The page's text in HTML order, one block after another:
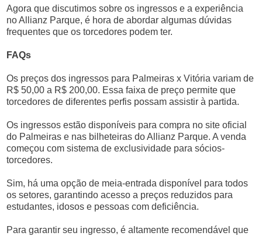
Agora que discutimos sobre os ingressos e a experiência
no Allianz Parque, é hora de abordar algumas dúvidas
frequentes que os torcedores podem ter.
FAQs
Os preços dos ingressos para Palmeiras x Vitória variam de
R$ 50,00 a R$ 200,00. Essa faixa de preço permite que
torcedores de diferentes perfis possam assistir à partida.
Os ingressos estão disponíveis para compra no site oficial
do Palmeiras e nas bilheteiras do Allianz Parque. A venda
começou com sistema de exclusividade para sócios-
torcedores.
Sim, há uma opção de meia-entrada disponível para todos
os setores, garantindo acesso a preços reduzidos para
estudantes, idosos e pessoas com deficiência.
Para garantir seu ingresso, é altamente recomendável que